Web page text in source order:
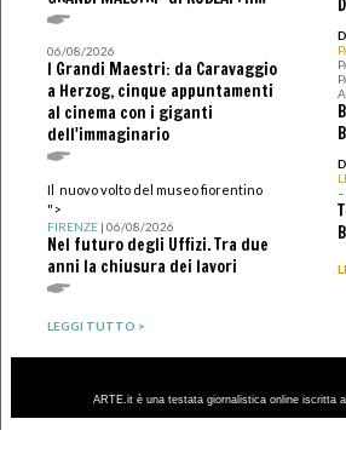
06/08/2026
I Grandi Maestri: da Caravaggio
a Herzog, cinque appuntamenti
al cinema con i giganti
dell'immaginario
Il nuovo volto del museo fiorentino
">
FIRENZE| 06/08/2026
Nel futuro degli Uffizi. Tra due
anni la chiusura dei lavori
LEGGI TUTTO >
–
ARTE.it è una testata giornalistica online iscritta